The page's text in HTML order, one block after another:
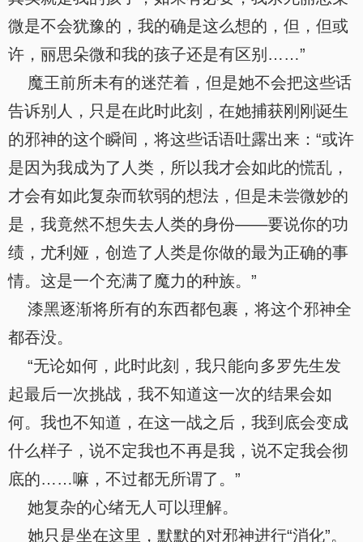
微是不会犹豫的，我的确是这么想的，但，但或
许，丽思朵微和我的孩子还是有区别……”
魔王前所未有的迷茫着，但是她不会把这些话
告诉别人，只是在此时此刻，在她捕获刚刚诞生
的邪神的这个瞬间，将这些话语吐露出来：“或许
是因为我成为了人类，所以我才会如此的慌乱，
才会有如此复杂而软弱的想法，但是未尝微妙的
是，我竟然不想失去人类的身份——要说你的功
绩，尤利娅，创造了人类是你做的最为正确的事
情。这是一个充满了魔力的种族。”
漆黑逐渐将所有的东西都包裹，将这个邪神全
都吞没。
“无论如何，此时此刻，我只能向多罗先生发
起最后一次挑战，我不知道这一次的结果会如
何。我也不知道，在这一战之后，我到底会变成
什么样子，说不定我也不再是我，说不定我会彻
底的……嘛，不过都无所谓了。”
她复杂的心绪无人可以理解。
她只是坐在这里，默默的对邪神进行“消化”。